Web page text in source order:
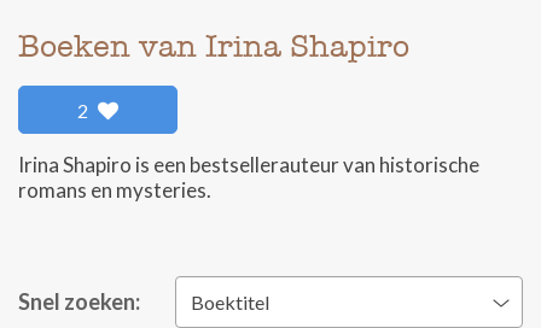
Boeken van Irina Shapiro
2
Irina Shapiro is een bestsellerauteur van historische
romans en mysteries.
Snel zoeken: Boektitel